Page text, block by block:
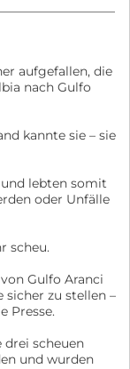
aufgefallen, die
nach Gulfo
kannte sie – sie
lebten somit
oder Unfälle
scheu.
Gulfo Aranci
sicher zu stellen –
Presse.
drei scheuen
und wurden